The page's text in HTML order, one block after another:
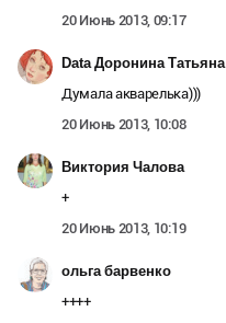
20 Июнь 2013, 09:17
Data Доронина Татьяна
Думала акварелька)))
20 Июнь 2013, 10:08
Виктория Чалова
+
20 Июнь 2013, 10:19
ольга барвенко
++++